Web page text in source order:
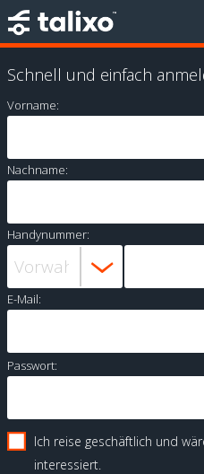
Schnell und einfach
Vorname:
Nachname:
Handynummer:
E-Mail:
Passwort:
Ich reise geschäftlich und
interessiert.